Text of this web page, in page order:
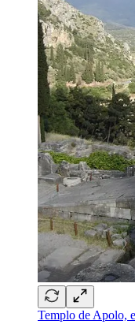
Templo de Apolo,